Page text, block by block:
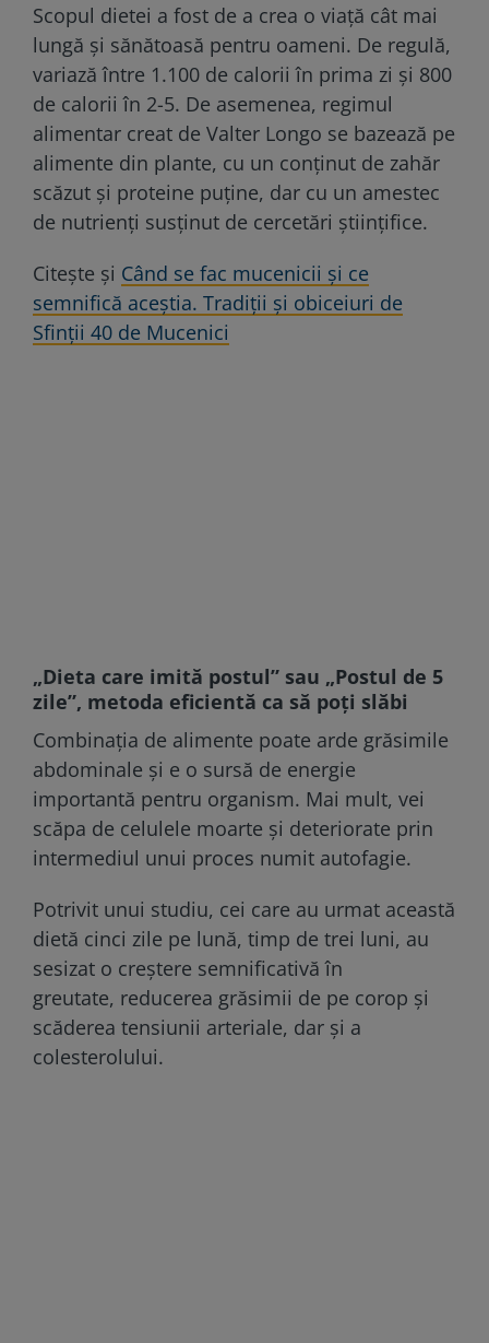
Scopul dietei a fost de a crea o viață cât mai
lungă și sănătoasă pentru oameni. De regulă,
variază între 1.100 de calorii în prima zi și 800
de calorii în 2-5. De asemenea, regimul
alimentar creat de Valter Longo se bazează pe
alimente din plante, cu un conținut de zahăr
scăzut și proteine puține, dar cu un amestec
de nutrienți susținut de cercetări științifice.
Citește și Când se fac mucenicii și ce
semnifică aceștia. Tradiții și obiceiuri de
Sfinții 40 de Mucenici
„Dieta care imită postul” sau „Postul de 5
zile”, metoda eficientă ca să poți slăbi
Combinația de alimente poate arde grăsimile
abdominale și e o sursă de energie
importantă pentru organism. Mai mult, vei
scăpa de celulele moarte și deteriorate prin
intermediul unui proces numit autofagie.
Potrivit unui studiu, cei care au urmat această
dietă cinci zile pe lună, timp de trei luni, au
sesizat o creștere semnificativă în
greutate, reducerea grăsimii de pe corop și
scăderea tensiunii arteriale, dar și a
colesterolului.